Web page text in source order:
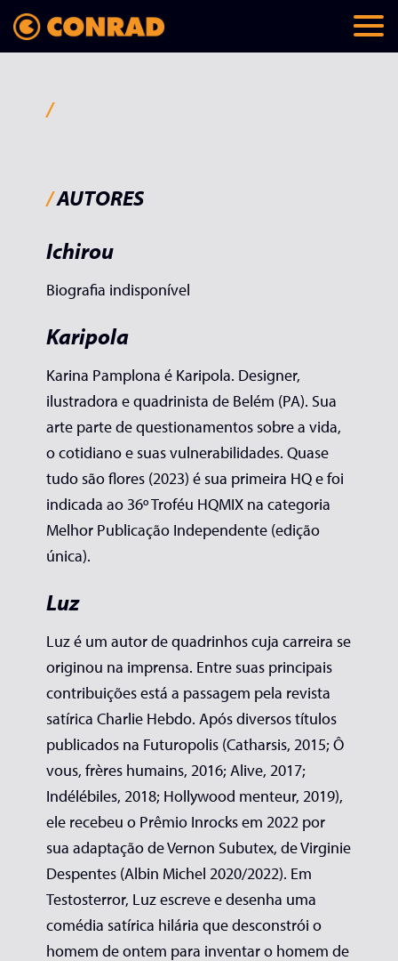
/
/AUTORES
Ichirou
Biografia indisponível
Karipola
Karina Pamplona é Karipola. Designer,
ilustradora e quadrinista de Belém (PA). Sua
arte parte de questionamentos sobre a vida,
o cotidiano e suas vulnerabilidades. Quase
tudo são flores (2023) é sua primeira HQ e foi
indicada ao 36º Troféu HQMIX na categoria
Melhor Publicação Independente (edição
única).
Luz
Luz é um autor de quadrinhos cuja carreira se
originou na imprensa. Entre suas principais
contribuições está a passagem pela revista
satírica Charlie Hebdo. Após diversos títulos
publicados na Futuropolis (Catharsis, 2015; Ô
vous, frères humains, 2016; Alive, 2017;
Indélébiles, 2018; Hollywood menteur, 2019),
ele recebeu o Prêmio Inrocks em 2022 por
sua adaptação de Vernon Subutex, de Virginie
Despentes (Albin Michel 2020/2022). Em
Testosterror, Luz escreve e desenha uma
comédia satírica hilária que desconstrói o
homem de ontem para inventar o homem de